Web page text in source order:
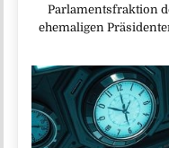
Parlamentsfraktion
ehemaligen